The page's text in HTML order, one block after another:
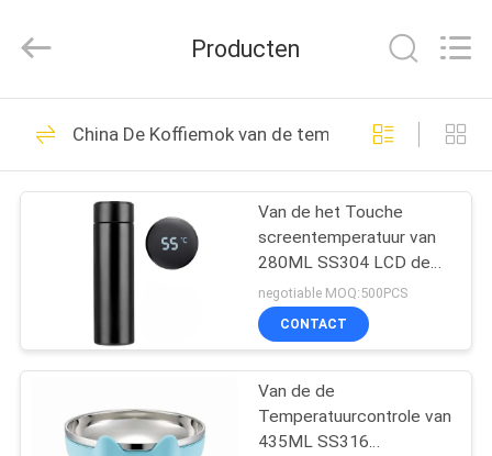
HUIS
PRODUCTEN
ONGEVEER
FABRIEKSREIS
KWALITEITSCONTROLE
energy
Technology
Rights
Bio Gebaseerde
PCM
9
Ingekapselde PCM
11
Producten
China De Koffiemok van de temperatuurcontrole
Van de het Touche
screentemperatuur van
280ML SS304 LCD de
Mok van de de
Controlekoffie
negotiable MOQ:500PCS
CONTACT
Van de de
Temperatuurcontrole van
435ML SS316